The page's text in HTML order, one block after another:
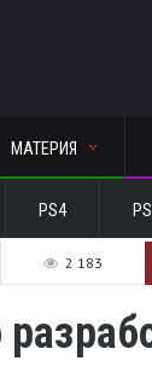
МАТЕРИЯ
PS4
2 183